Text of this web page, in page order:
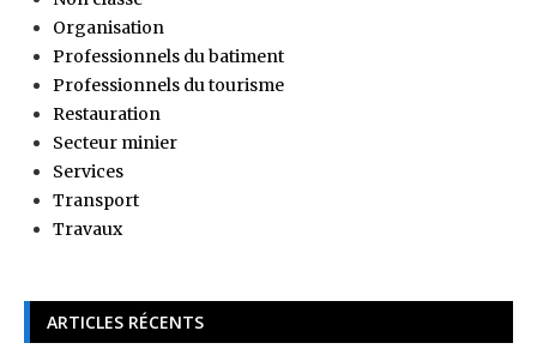
Organisation
Professionnels du batiment
Professionnels du tourisme
Restauration
Secteur minier
Services
Transport
Travaux
ARTICLES RÉCENTS